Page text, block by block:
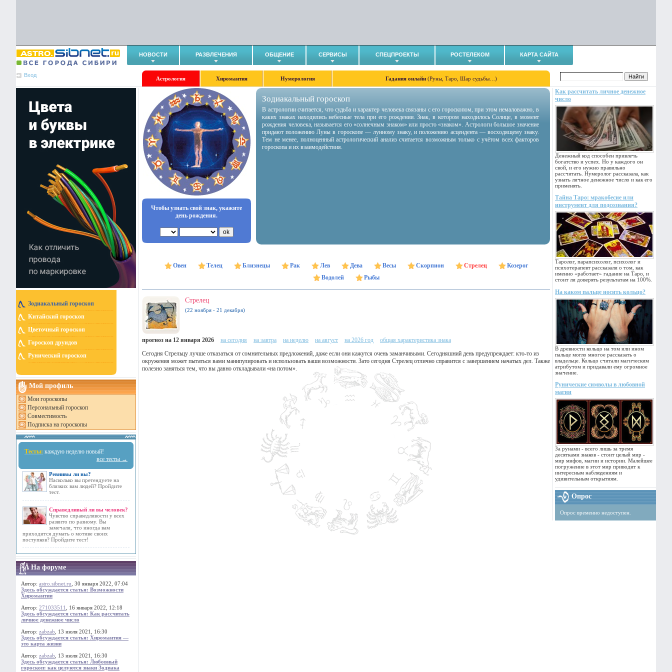
НОВОСТИ РАЗВЛЕЧЕНИЯ ОБЩЕНИЕ СЕРВИСЫ СПЕЦПРОЕКТЫ РОСТЕЛЕКОМ КАРТА САЙТА
Вход
Астрология Хиромантия Нумерология Гадания онлайн (Руны, Таро, Шар судьбы…)
Зодиакальный гороскоп
Китайский гороскоп
Цветочный гороскоп
Гороскоп друидов
Рунический гороскоп
Мой профиль
Мои гороскопы
Персональный гороскоп
Совместимость
Подписка на гороскопы
Тесты: каждую неделю новый!
все тесты →
Ревнивы ли вы?
Насколько вы претендуете на
близких вам людей? Пройдите
тест.
Справедливый ли вы человек?
Чувство справедливости у всех
развито по разному. Вы
замечали, что иногда вам
приходится думать о мотиве своих
поступков? Пройдите тест!
На форуме
Автор: astro.sibnet.ru , 30 января 2022, 07:04
Здесь обсуждается статья: Возможности
Хиромантии
Автор: 271033511
, 16 января 2022, 12:18
Здесь обсуждается статья: Как рассчитать
личное денежное число
Автор: zabzab , 13 июля 2021, 16:30
Здесь обсуждается статья: Хиромантия —
это карта жизни
Автор: zabzab , 13 июля 2021, 16:30
Здесь обсуждается статья: Любовный
гороскоп: как целуются знаки Зодиака
Как рассчитать личное денежное
число
Денежный код способен привлечь
богатство и успех. Но у каждого он
свой, и его нужно правильно
рассчитать. Нумеролог рассказала, как
узнать личное денежное число и как его
применять.
Тайна Таро: мракобесие или
инструмент для подсознания?
Таролог, парапсихолог, психолог и
психотерапевт рассказали о том, как
именно «работает» гадание на Таро, и
стоит ли доверять результатам на 100%.
На каком пальце носить кольцо?
В древности кольцо на том или ином
пальце могло многое рассказать о
владельце. Кольцо считали магическим
атрибутом и придавали ему огромное
значение.
Рунические символы в любовной
магии
За рунами - всего лишь за тремя
десятками знаков - стоит целый мир -
мир мифов, магии и истории. Малейшее
погружение в этот мир приводит к
интересным наблюдениям и
удивительным открытиям.
Опрос
Опрос временно недоступен.
Чтобы узнать свой знак, укажите
день рождения.
Зодиакальный гороскоп
В астрологии считается, что судьба и характер человека связаны с его гороскопом, при этом немаловажно, в
каких знаках находились небесные тела при его рождении. Знак, в котором находилось Солнце, в момент
рождения человека, называется его «солнечным знаком» или просто «знаком». Астрологи большое значение
придают положению Луны в гороскопе — лунному знаку, и положению асцендента — восходящему знаку.
Тем не менее, полноценный астрологический анализ считается возможным только с учётом всех факторов
гороскопа и их взаимодействия.
Овен Телец Близнецы Рак Лев Дева Весы Скорпион Стрелец
Козерог
Водолей
Рыбы
Стрелец
(22 ноября - 21 декабря)
прогноз на 12 января 2026 на сегодня на завтра на неделю на август на 2026 год
общая характеристика знака
Сегодня Стрельцу лучше отказаться от сомнительных предложений, даже если они кажутся очень заманчивыми. Сегодняшний день предупреждает: кто-то из
окружения может пытаться вами манипулировать и использовать ваши возможности. Зато сегодня Стрелец отлично справится с завершением начатых дел. Также
полезно заняться тем, что вы давно откладывали «на потом».